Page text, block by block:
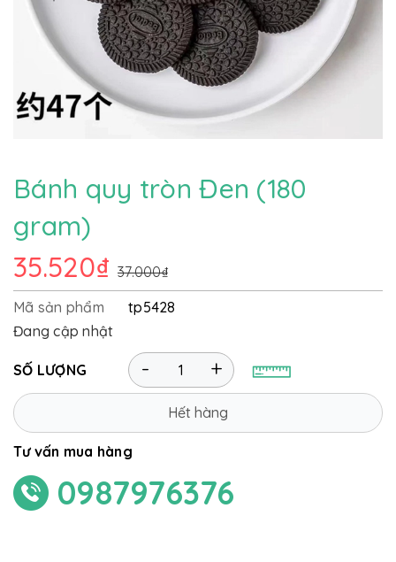
Bánh quy tròn Đen (180
gram)
35.520₫ 37.000₫
Mã sản phẩm
tp5428
Đang cập nhật
SỐ LƯỢNG +
-
Hết hàng
Tư vấn mua hàng
0987976376